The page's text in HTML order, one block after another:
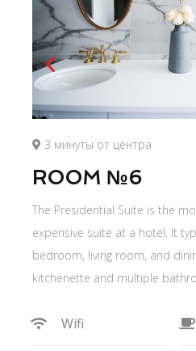
3 минуты от центра
ROOM №6
The Presidential Suite is the
expensive suite at a hotel. It
bedroom, living room, and
kitchenette and multiple
Wifi